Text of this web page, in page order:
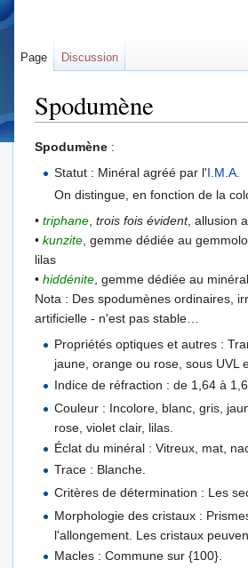
Spodumène
Spodumène :
Statut : Minéral agréé par l'I.M.A.
On distingue, en fonction de la
• triphane, trois fois évident, allusion
• kunzite, gemme dédiée au
lilas
• hiddénite, gemme dédiée au
Nota : Des spodumènes ordinaires,
artificielle - n'est pas stable…
Propriétés optiques et autres :
jaune, orange ou rose, sous UVL
Indice de réfraction : de 1,64 à
Couleur : Incolore, blanc, gris,
rose, violet clair, lilas.
Éclat du minéral : Vitreux, mat,
Trace : Blanche.
Critères de détermination : Les
Morphologie des cristaux :
l'allongement. Les cristaux
Macles : Commune sur {100}.
Page Discussion